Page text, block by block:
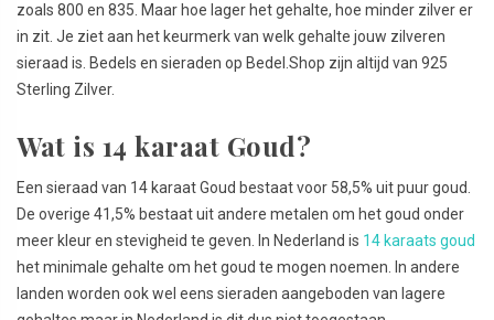
zoals 800 en 835. Maar hoe lager het gehalte, hoe minder zilver er
in zit. Je ziet aan het keurmerk van welk gehalte jouw zilveren
sieraad is. Bedels en sieraden op Bedel.Shop zijn altijd van 925
Sterling Zilver.
Wat is 14 karaat Goud?
Een sieraad van 14 karaat Goud bestaat voor 58,5% uit puur goud.
De overige 41,5% bestaat uit andere metalen om het goud onder
meer kleur en stevigheid te geven. In Nederland is 14 karaats goud
het minimale gehalte om het goud te mogen noemen. In andere
landen worden ook wel eens sieraden aangeboden van lagere